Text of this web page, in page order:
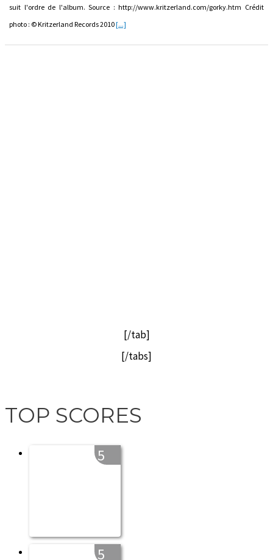
suit l'ordre de l'album. Source : http://www.kritzerland.com/gorky.htm Crédit
photo : © Kritzerland Records 2010[...]
[/tab]
[/tabs]
TOP SCORES
5
5